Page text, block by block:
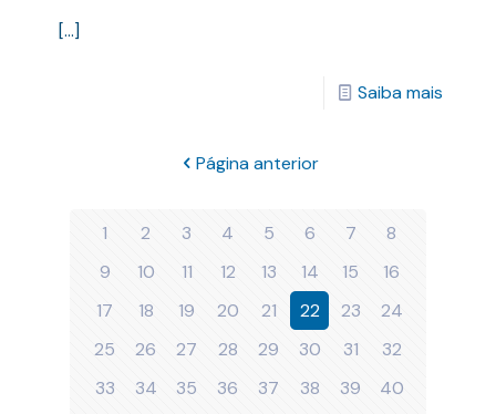
[…]
Saiba mais
Página anterior
1 2 3 4 5 6 7
8
9
10 11 12 13 14 15
16
17
18 19 20 21 22 23
24
25
26 27 28 29 30 31
32
33
34 35 36 37 38 39
40